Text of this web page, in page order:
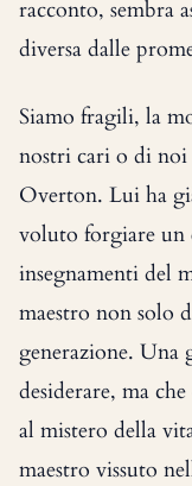
racconto, sembra
diversa dalle
Siamo fragili, la
nostri cari o di noi
Overton. Lui ha
voluto forgiare un
insegnamenti del
maestro non solo
generazione. Una
desiderare, ma
al mistero della
maestro vissuto